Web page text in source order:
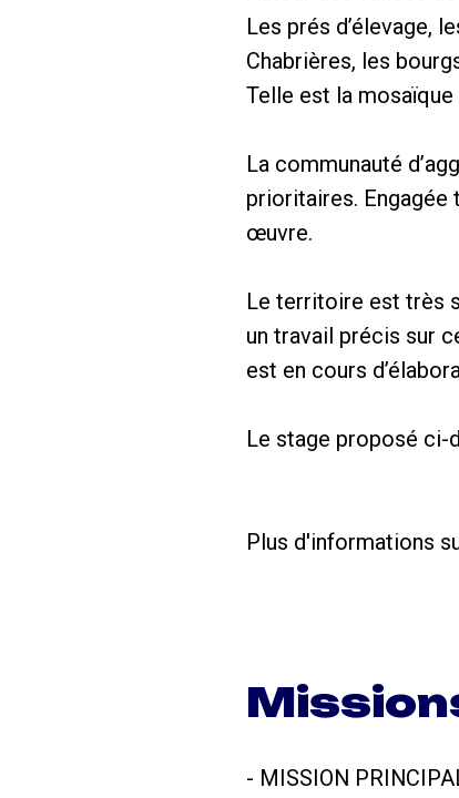
Les prés d’élevage,
Chabrières, les
Telle est la
La communauté
prioritaires. Engagée
œuvre.
Le territoire est très
un travail précis sur
est en cours
Le stage proposé ci-
Plus d'informations
- MISSION